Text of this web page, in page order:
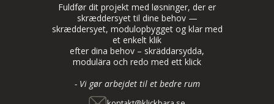
Fuldfør dit projekt med løsninger, der er
skræddersyet til dine behov —
skræddersyet, modulopbygget og klar med
et enkelt klik
efter dina behov – skräddarsydda,
modulära och redo med ett klick
- Vi gør arbejdet til et bedre rum